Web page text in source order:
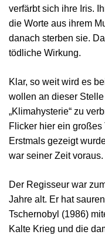
verfärbt sich ihre Iris.
die Worte aus ihrem
danach sterben sie.
tödliche Wirkung.
Klar, so weit wird es
wollen an dieser
„Klimahysterie“ zu
Flicker hier ein großes
Erstmals gezeigt
war seiner Zeit voraus.
Der Regisseur war
Jahre alt. Er hat
Tschernobyl (1986)
Kalte Krieg und die